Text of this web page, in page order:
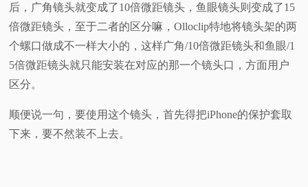
后，广角镜头就变成了10倍微距镜头，鱼眼镜头则变成了15
倍微距镜头，至于二者的区分嘛，Olloclip特地将镜头架的两
个螺口做成不一样大小的，这样广角/10倍微距镜头和鱼眼/1
5倍微距镜头就只能安装在对应的那一个镜头口，方面用户
区分。
顺便说一句，要使用这个镜头，首先得把iPhone的保护套取
下来，要不然装不上去。